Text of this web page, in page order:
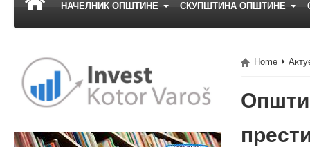
НАЧЕЛНИК ОПШТИНЕ СКУПШТИНА ОПШТИНЕ
Home